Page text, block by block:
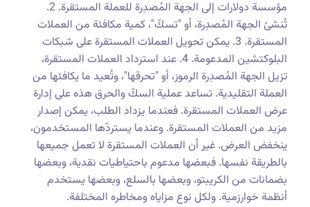
مؤسسة دولارات إلى الجهة المُصدِرة للعملة المستقرة. 2.
تُنشئ الجهة المُصدِرة، أو "تسكّ"، كمية مكافئة من العملات
المستقرة. 3. يمكن تحويل العملات المستقرة على شبكات
البلوكتشين المدعومة. 4. عند استرداد العملات المستقرة،
تزيل الجهة المُصدِرة الرموز، أو "تحرقها"، وتُعيد ما يكافئها من
العملة التقليدية. تساعد عملية السكّ والحرق هذه على إدارة
عرض العملات المستقرة. فعندما يزداد الطلب، يمكن إصدار
مزيد من العملات المستقرة. وعندما يستردّها المستخدمون،
ينخفض العرض. غير أن العملات المستقرة لا تعمل جميعها
بالطريقة نفسها. فبعضها مدعوم باحتياطيات نقدية، وبعضها
بضمانات من الكريبتو، وبعضها بالسلع، وبعضها يستخدم
أنظمة خوارزمية. ولكل نوع مزاياه ومخاطره المختلفة.